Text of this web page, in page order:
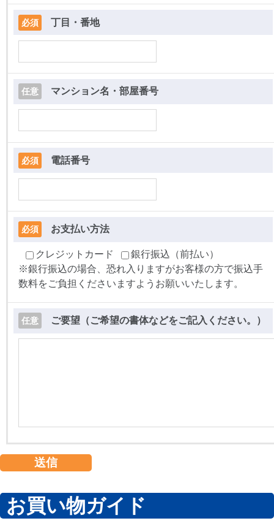
必須 丁目・番地
任意 マンション名・部屋番号
必須 電話番号
必須 お支払い方法
クレジットカード
銀行振込（前払い）
※銀行振込の場合、恐れ入りますがお客様の方で振込手
数料をご負担くださいますようお願いいたします。
任意 ご要望（ご希望の書体などをご記入ください。）
お買い物ガイド